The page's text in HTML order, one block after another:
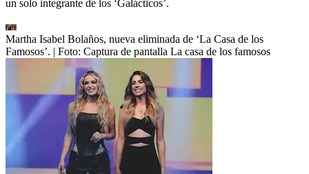
un solo integrante de los ‘Galácticos’.
Martha Isabel Bolaños, nueva eliminada de ‘La Casa de los
Famosos’. | Foto: Captura de pantalla La casa de los famosos